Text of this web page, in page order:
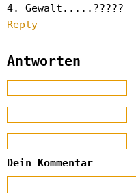
4. Gewalt.....?????
Reply
Antworten
Dein Kommentar